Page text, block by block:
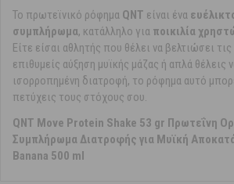
Το πρωτεϊνικό ρόφημα QNT είναι ένα
συμπλήρωμα, κατάλληλο για ποικιλία
Είτε είσαι αθλητής που θέλει να βελτιώσει
επιθυμείς αύξηση μυϊκής μάζας ή απλά θέλεις
ισορροπημένη διατροφή, το ρόφημα αυτό
πετύχεις τους στόχους σου.
QNT Move Protein Shake 53 gr Πρωτεΐνη
Συμπλήρωμα Διατροφής για Μυϊκή
Banana 500 ml